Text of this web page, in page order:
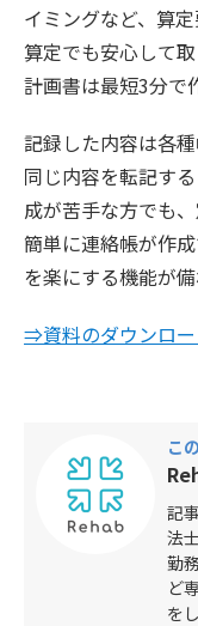
イミングなど、算
算定でも安心して
計画書は最短3分で
記録した内容は各
同じ内容を転記す
成が苦手な方でも
簡単に連絡帳が作
を楽にする機能が備
⇒資料のダウンロ
こ
記
法
勤
ど
を